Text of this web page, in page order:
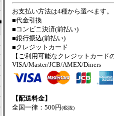
お支払い方法は4種から選べます。
■代金引換
■コンビニ決済(前払い)
■銀行振込(前払い)
■クレジットカード
【ご利用可能なクレジットカード
VISA/Master/JCB/AMEX/Diners
【配送料金】
全国一律：500円(税抜)